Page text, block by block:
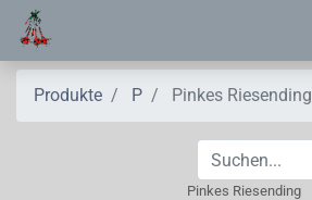
Produkte P Pinkes Riesending
Pinkes Riesending